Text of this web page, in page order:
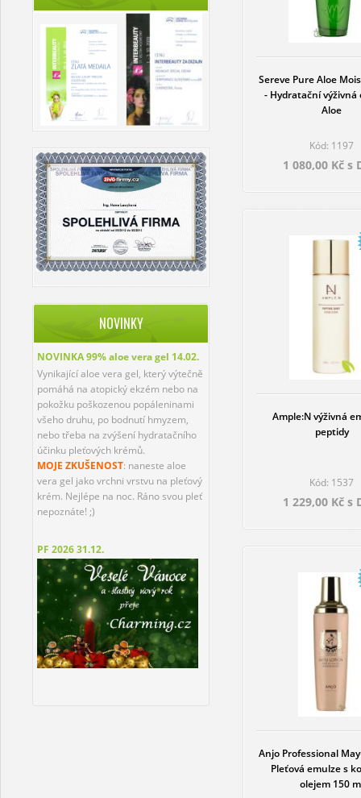
NOVINKY
NOVINKA 99% aloe vera gel 14.02.
Vynikající aloe vera gel, který výtečně
pomáhá na atopický ekzém nebo na
pokožku poškozenou popáleninami
všeho druhu, po bodnutí hmyzem,
nebo třeba na zvýšení hydratačního
účinku pleťových krémů.
MOJE ZKUŠENOST: naneste aloe
vera gel jako vrchni vrstvu na pleťový
krém. Nejlépe na noc. Ráno svou pleť
nepoznáte! ;)
PF 202631.12.
Sereve Pure Aloe
- Hydratační výživná
Aloe
Kód: 1197
1 080,00 Kč s
Ample:N výživná
peptidy
Kód: 1537
1 229,00 Kč s
Anjo Professional
Pleťová emulze s
olejem 150